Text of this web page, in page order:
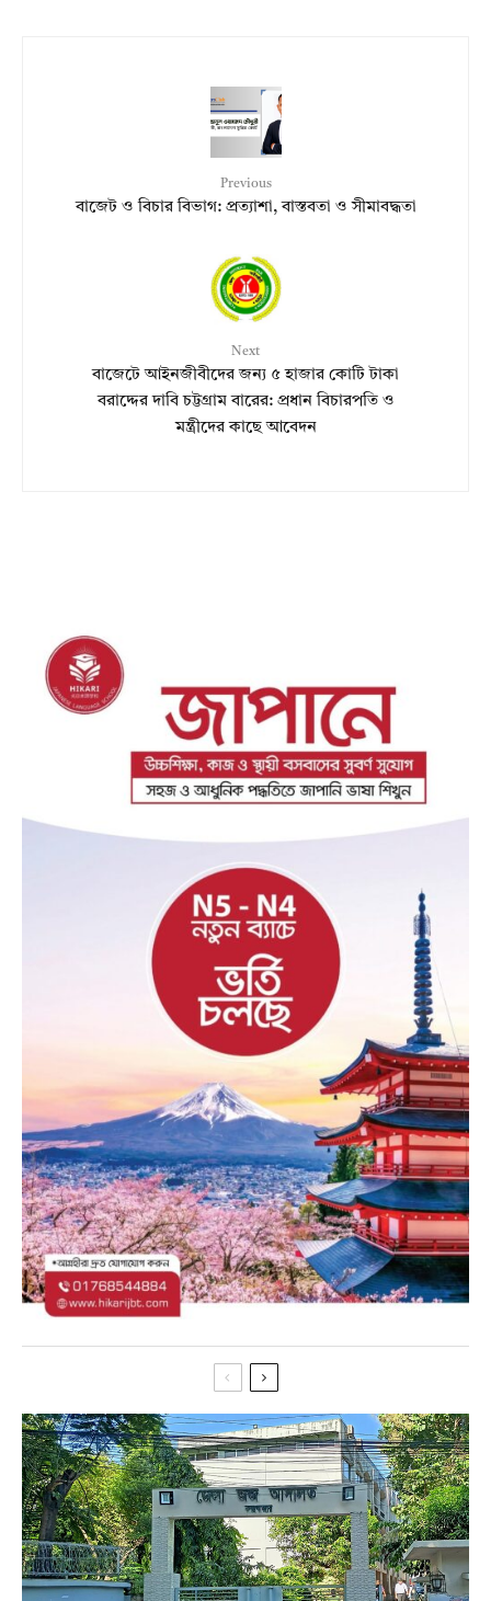
Previous
বাজেট ও বিচার বিভাগ: প্রত্যাশা, বাস্তবতা ও সীমাবদ্ধতা
Next
বাজেটে আইনজীবীদের জন্য ৫ হাজার কোটি টাকা
বরাদ্দের দাবি চট্টগ্রাম বারের: প্রধান বিচারপতি ও
মন্ত্রীদের কাছে আবেদন